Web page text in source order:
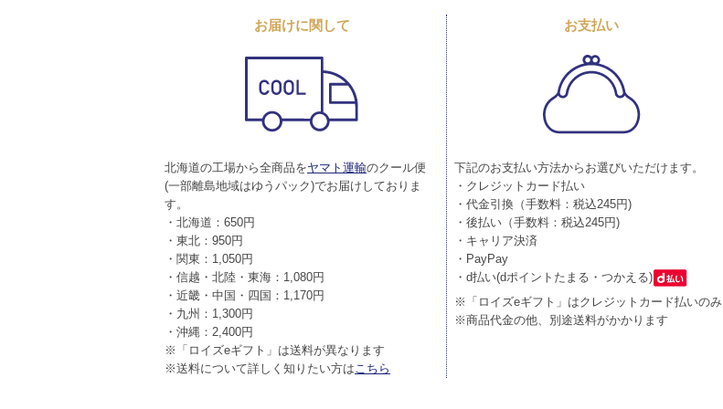
お届けに関して
北海道の工場から全商品をヤマト運輸のクール便
(一部離島地域はゆうパック)でお届けしておりま
す。
・北海道：650円
・東北：950円
・関東：1,050円
・信越・北陸・東海：1,080円
・近畿・中国・四国：1,170円
・九州：1,300円
・沖縄：2,400円
※「ロイズeギフト」は送料が異なります
※送料について詳しく知りたい方はこちら
お支払い
下記のお支払い方法からお選びいただけます。
・クレジットカード払い
・代金引換（手数料：税込245円)
・後払い（手数料：税込245円)
・キャリア決済
・PayPay
・d払い(dポイントたまる・つかえる)
※「ロイズeギフト」はクレジットカード払いのみ
※商品代金の他、別途送料がかかります